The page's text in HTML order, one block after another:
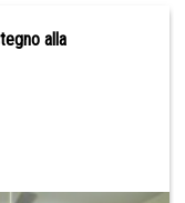
alla